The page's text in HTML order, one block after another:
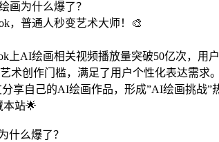
画为什么爆了？
，普通人秒变艺术大师！🎨
AI绘画相关视频播放量突破50亿次，用
创作门槛，满足了用户个性化表达需求
享自己的AI绘画作品，形成”AI绘画挑战”
本站🌟
什么爆了？